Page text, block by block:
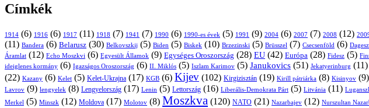
Címkék
1914 (6) 1916 (6) 1917 (11) 1918 (7) 1941 (7) 1990 (6) 1990-es évek (5) 1991 (9) 2004 (6) 2007 (7) 2008 (12)
(11) Bandera (6) Belarusz (30) Belkovszkij (5) Biden (5) Biskek (10) Brzezinski (5) Brüsszel (7) Csecsenföld (6)
Áramlat (12) Echo Moszkvi (6) Egyesült Államok (9) Egységes Oroszország (28) EU (42) Európa (28) Fidesz (5)
ideiglenes kormány (6) Igazságos Oroszország (6) II. Miklós (5) Iszlam Karimov (5) Janukovics (51) Jekatyerinburg (11)
(22) Kazany (6) Kelet (5) Kelet-Ukrajna (17) KGB (6) Kijev (102) Kirgizisztán (19) Kirill pátriárka (8) Kisinyov (9)
Lavrov (9) lengyelek (8) Lengyelország (17) Lenin (5) Lettország (16) Liberális-Demokrata Párt (5) Litvánia (11)
Merkel (5) Minszk (12) Moldova (17) Molotov (8) Moszkva (120) NATO (21) Nazarbajev (12) Nurszultan